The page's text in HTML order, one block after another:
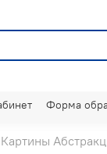
Форма
Картины